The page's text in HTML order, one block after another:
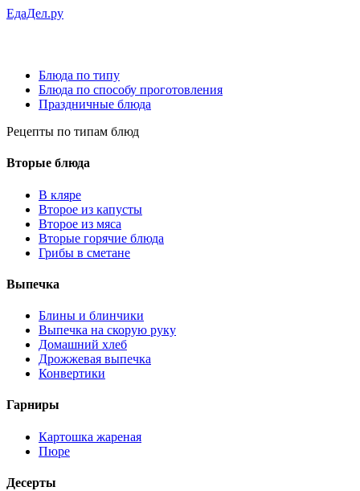
ЕдаДел.ру
Блюда по типу
Блюда по способу проготовления
Праздничные блюда
Рецепты по типам блюд
Вторые блюда
В кляре
Второе из капусты
Второе из мяса
Вторые горячие блюда
Грибы в сметане
Выпечка
Блины и блинчики
Выпечка на скорую руку
Домашний хлеб
Дрожжевая выпечка
Конвертики
Гарниры
Картошка жареная
Пюре
Десерты